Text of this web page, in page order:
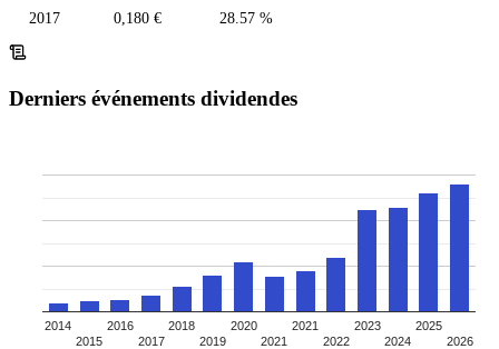
2017 0,180 € 28.57 %
Derniers événements dividendes
2014
2015
2016
2017
2018
2019
2020
2021
2021
2022
2023
2024
2025
2026